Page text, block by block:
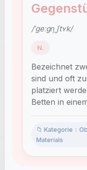
/ˈɡeːɡn̩ˌʃtʏk/
N.
Bezeichnet
sind und oft
platziert
Betten in
📁 Kategorie：
Materials